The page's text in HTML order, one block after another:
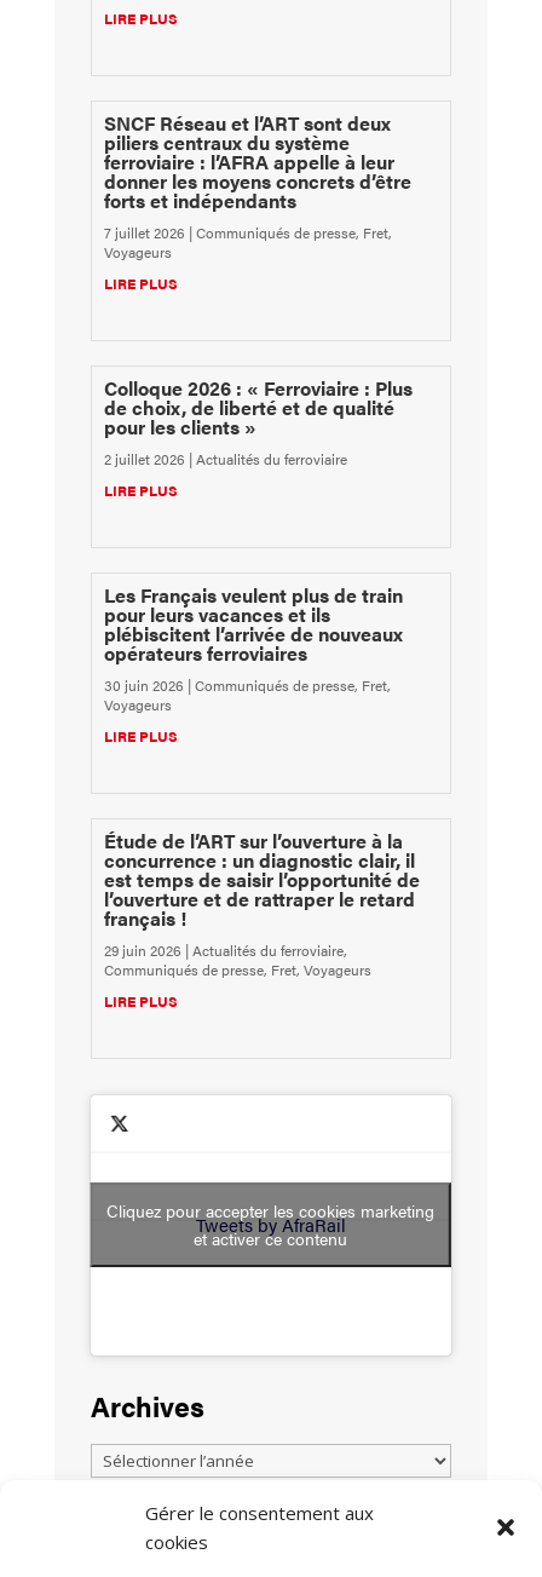
Gérer le consentement aux
cookies
LIRE PLUS
SNCF Réseau et l’ART sont deux
piliers centraux du système
ferroviaire : l’AFRA appelle à leur
donner les moyens concrets d’être
forts et indépendants
7 juillet 2026 |Communiqués de presse, Fret,
Voyageurs
LIRE PLUS
Colloque 2026 : « Ferroviaire : Plus
de choix, de liberté et de qualité
pour les clients »
2 juillet 2026 |Actualités du ferroviaire
LIRE PLUS
Les Français veulent plus de train
pour leurs vacances et ils
plébiscitent l’arrivée de nouveaux
opérateurs ferroviaires
30 juin 2026 |Communiqués de presse, Fret,
Voyageurs
LIRE PLUS
Étude de l’ART sur l’ouverture à la
concurrence : un diagnostic clair, il
est temps de saisir l’opportunité de
l’ouverture et de rattraper le retard
français !
29 juin 2026 |Actualités du ferroviaire,
Communiqués de presse, Fret, Voyageurs
LIRE PLUS
Tweets by AfraRail
Cliquez pour accepter les cookies marketing
et activer ce contenu
Archives
TOUTES LES ACTUALITÉS